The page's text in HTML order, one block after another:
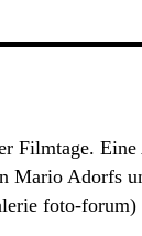
Filmtage.
Mario Adorfs
foto-forum)